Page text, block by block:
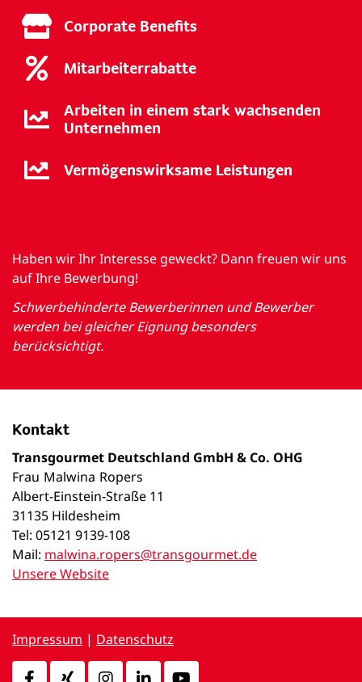
Corporate Benefits
Mitarbeiterrabatte
Arbeiten in einem stark wachsenden
Unternehmen
Vermögenswirksame Leistungen
Haben wir Ihr Interesse geweckt? Dann freuen wir uns
auf Ihre Bewerbung!
Schwerbehinderte Bewerberinnen und Bewerber
werden bei gleicher Eignung besonders
berücksichtigt.
Kontakt
Transgourmet Deutschland GmbH & Co. OHG
Frau Malwina Ropers
Albert-Einstein-Straße 11
31135 Hildesheim
Tel: 05121 9139-108
Mail: malwina.ropers@transgourmet.de
Unsere Website
Impressum | Datenschutz